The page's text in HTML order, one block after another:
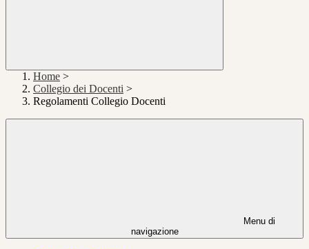
Home >
Collegio dei Docenti >
Regolamenti Collegio Docenti
Menu di
navigazione